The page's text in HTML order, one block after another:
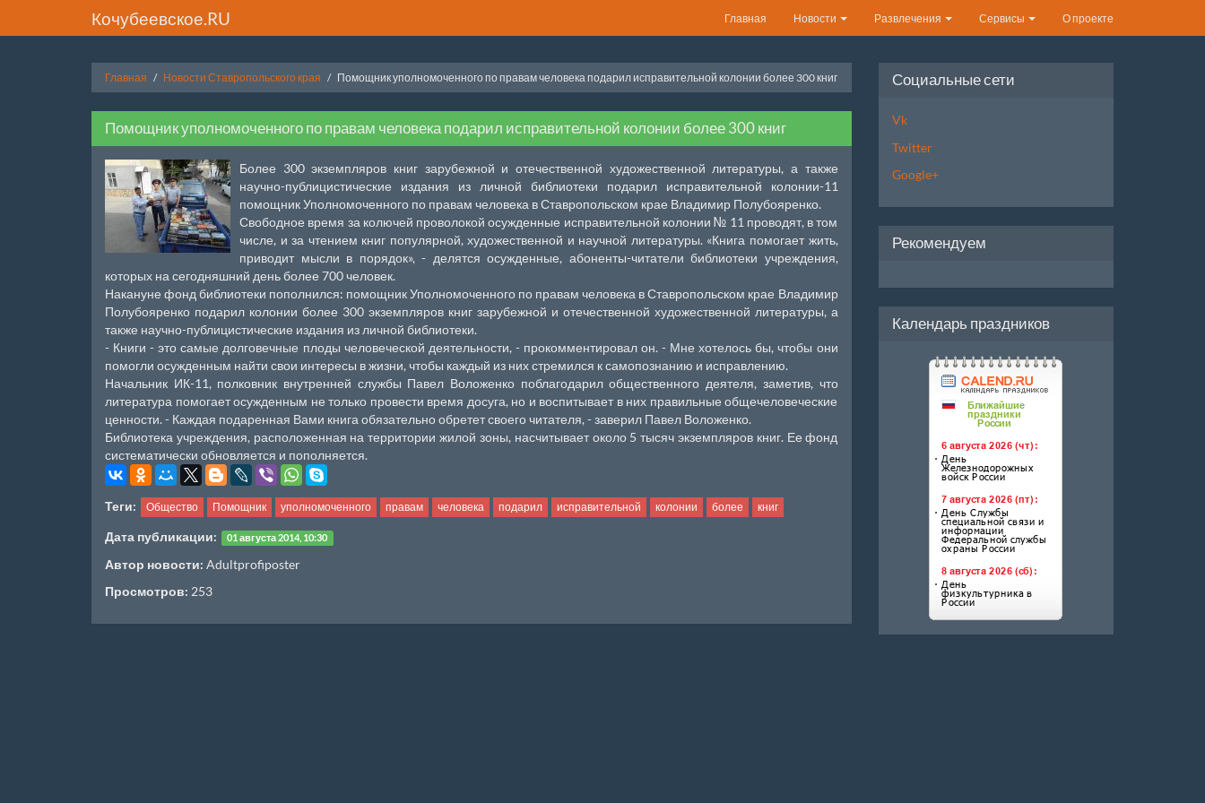
Кочубеевское.RU Главная Новости Развлечения Сервисы О проекте
Главная Новости Ставропольского края Помощник уполномоченного по правам человека подарил исправительной колонии более 300 книг
Помощник уполномоченного по правам человека подарил исправительной колонии более 300 книг
Более 300 экземпляров книг зарубежной и отечественной художественной литературы, а также
научно-публицистические издания из личной библиотеки подарил исправительной колонии-11
помощник Уполномоченного по правам человека в Ставропольском крае Владимир Полубояренко.
Свободное время за колючей проволокой осужденные исправительной колонии № 11 проводят, в том
числе, и за чтением книг популярной, художественной и научной литературы. «Книга помогает жить,
приводит мысли в порядок», - делятся осужденные, абоненты-читатели библиотеки учреждения,
которых на сегодняшний день более 700 человек.
Накануне фонд библиотеки пополнился: помощник Уполномоченного по правам человека в Ставропольском крае Владимир
Полубояренко подарил колонии более 300 экземпляров книг зарубежной и отечественной художественной литературы, а
также научно-публицистические издания из личной библиотеки.
- Книги - это самые долговечные плоды человеческой деятельности, - прокомментировал он. - Мне хотелось бы, чтобы они
помогли осужденным найти свои интересы в жизни, чтобы каждый из них стремился к самопознанию и исправлению.
Начальник ИК-11, полковник внутренней службы Павел Воложенко поблагодарил общественного деятеля, заметив, что
литература помогает осужденным не только провести время досуга, но и воспитывает в них правильные общечеловеческие
ценности. - Каждая подаренная Вами книга обязательно обретет своего читателя, - заверил Павел Воложенко.
Библиотека учреждения, расположенная на территории жилой зоны, насчитывает около 5 тысяч экземпляров книг. Ее фонд
систематически обновляется и пополняется.
Теги: Общество Помощник уполномоченного правам человека подарил исправительной колонии более книг
Дата публикации: 01 августа 2014, 10:30
Автор новости: Adultprofiposter
Просмотров: 253
Социальные сети
Vk
Twitter
Google+
Рекомендуем
Календарь праздников